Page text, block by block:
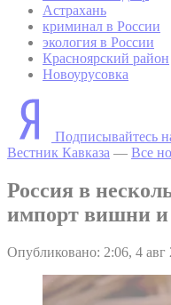
Астрахань
криминал в России
экология в России
Красноярский район
Новоурусовка
Подписывайтесь
Вестник Кавказа — Все
Россия в
импорт вишни и
Опубликовано: 2:06, 4